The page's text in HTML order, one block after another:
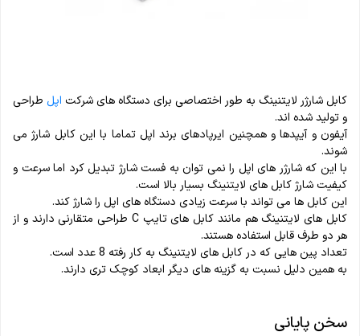
کابل شارژر لایتنینگ به طور اختصاصی برای دستگاه های شرکت اپل طراحی
و تولید شده اند.
آیفون و آیپدها و همچنین ایرپادهای برند اپل تماما با این کابل شارژ می
شوند.
با این که شارژر های اپل را نمی توان به فست شارژ تبدیل کرد اما سرعت و
کیفیت شارژ کابل های لایتنینگ بسیار بالا است.
این کابل ها می تواند با سرعت زیادی دستگاه های اپل را شارژ کند.
کابل های لایتنینگ هم مانند کابل های تایپ C طراحی متقارنی دارند و از
هر دو طرف قابل استفاده هستند.
تعداد پین هایی که در کابل های لایتنینگ به کار رفته 8 عدد است.
به همین دلیل نسبت به گزینه های دیگر ابعاد کوچک تری دارند.
سخن پایانی